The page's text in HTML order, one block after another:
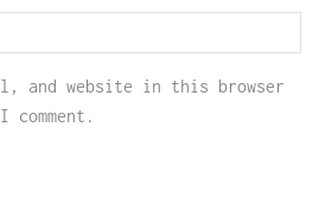
and website in this browser